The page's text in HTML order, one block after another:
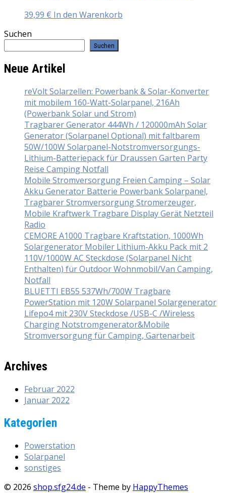
39,99 € In den Warenkorb
Suchen
Suchen
Neue Artikel
reVolt Solarzellen: Powerbank & Solar-Konverter
mit mobilem 160-Watt-Solarpanel, 216Ah
(Powerbank Solar und Strom)
Tragbarer Generator 444Wh / 120000mAh Solar
Generator (Solarpanel Optional) mit faltbarem
50W/100W Solarpanel-Notstromversorgungs-
Lithium-Batteriepack für Draussen Garten Party
Reise Camping Notfall
Mobile Stromversorgung Freien Camping – Solar
Akku Generator Batterie Powerbank Solarpanel,
Tragbarer Stromversorgung Stromerzeuger,
Mobile Kraftwerk Tragbare Display Gerät Netzteil
Radio
CEMORE A1000 Tragbare Kraftstation, 1000Wh
Solargenerator Mobiler Lithium-Akku Pack mit 2
110V/1000W AC Steckdose (Solarpanel Nicht
Enthalten) für Outdoor Wohnmobil/Van Camping,
Notfall
BLUETTI EB55 537Wh/700W Tragbare
PowerStation mit 120W Solarpanel Solargenerator
Lifepo4 mit 230V Steckdose /USB-C /Wireless
Charging Notstromgenerator&Mobile
Stromversorgung für Camping, Gartenarbeit
Archives
Februar 2022
Januar 2022
Kategorien
Powerstation
Solarpanel
sonstiges
© 2026 shop.sfg24.de - Theme by HappyThemes